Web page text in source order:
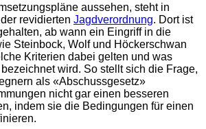
aussehen, steht in
revidierten Jagdverordnung. Dort ist
ab wann ein Eingriff in die
Steinbock, Wolf und Höckerschwan
Kriterien dabei gelten und was
wird. So stellt sich die Frage,
als «Abschussgesetz»
nicht gar einen besseren
indem sie die Bedingungen für einen